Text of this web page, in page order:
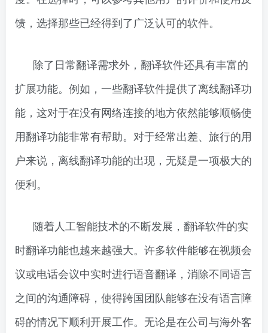
馈，选择那些已经得到了广泛认可的软件。
除了日常翻译需求外，翻译软件还具有丰富的
扩展功能。例如，一些翻译软件提供了离线翻译功
能，这对于在没有网络连接的地方依然能够顺畅使
用翻译功能非常有帮助。对于经常出差、旅行的用
户来说，离线翻译功能的出现，无疑是一项极大的
便利。
随着人工智能技术的不断发展，翻译软件的实
时翻译功能也越来越强大。许多软件能够在视频会
议或电话会议中实时进行语音翻译，消除不同语言
之间的沟通障碍，使得跨国团队能够在没有语言障
碍的情况下顺利开展工作。无论是在公司与海外客